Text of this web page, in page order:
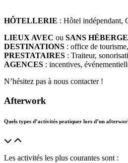
HÔTELLERIE : Hôtel indépendant,
LIEUX AVEC ou SANS
DESTINATIONS : office de
PRESTATAIRES : Traiteur,
AGENCES : incentives,
N’hésitez pas à nous contacter !
Afterwork
Quels types d’activités pratiquer lors d’un
Les activités les plus courantes sont :